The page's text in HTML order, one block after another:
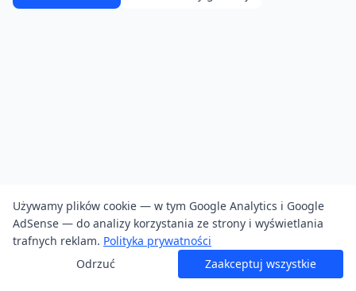
Używamy plików cookie — w tym Google Analytics i Google
AdSense — do analizy korzystania ze strony i wyświetlania
trafnych reklam. Polityka prywatności
Odrzuć
Zaakceptuj wszystkie